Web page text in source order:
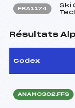
FRA1174
Ski
Résultats
Codex
ANAM0302.FFS